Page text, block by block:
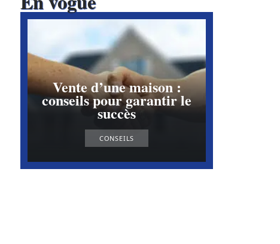
Vente d’une maison :
conseils pour garantir le
succès
CONSEILS